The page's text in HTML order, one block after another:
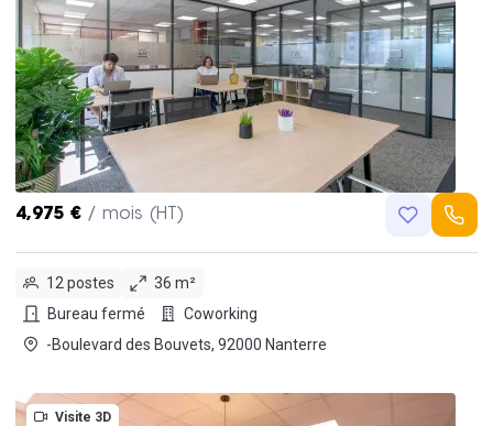
4,975 € / mois (HT)
12 postes
36 m²
Bureau fermé
Coworking
-Boulevard des Bouvets, 92000 Nanterre
Visite 3D